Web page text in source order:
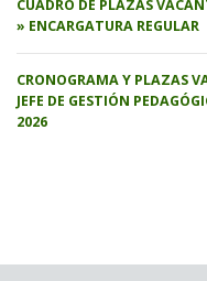
CUADRO DE PLAZAS
» ENCARGATURA REGULAR
CRONOGRAMA Y PLAZAS
JEFE DE GESTIÓN
2026